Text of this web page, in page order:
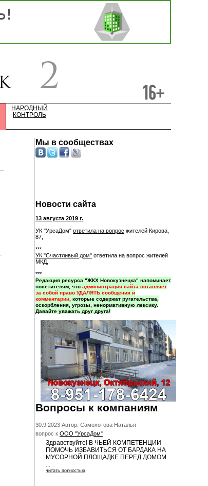
НАРОДНЫЙ
КОНТРОЛЬ
Мы в сообществах
Новости сайта
13 августа 2019 г.
УК "УрсаДом" ответила на вопрос жителей Кирова,
87,
***
УК "Счастливый дом" ответила на вопрос жителей
МКД,
***
Редакция ресурса "ЖКХ Новокузнецка" напоминает
посетителям, что администрация сайта оставляет
за собой право УДАЛЯТЬ сообщения и
комментарии , которые содержат ругательства,
оскорбления, угрозы, ненормативную лексику.
Давайте уважать друг друга!
Вопросы к компаниям
30.9.2023 Автор: Самохотова Наталья
вопрос к ООО "УрсаДом"
Здравствуйте! В ЧЬЕЙ КОМПЕТЕНЦИИ
ПОМОЧЬ ИЗБАВИТЬСЯ ОТ БАРДАКА НА
МУСОРНОЙ ПЛОЩАДКЕ ПЕРЕД ДОМОМ
...
читать полностью